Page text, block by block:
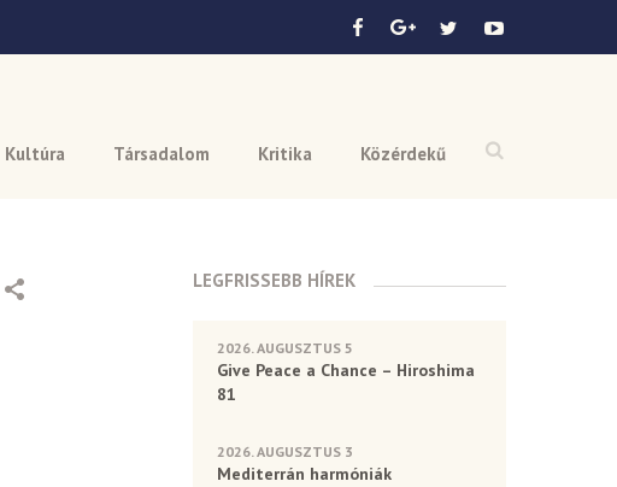
Kultúra Társadalom Kritika Közérdekű
LEGFRISSEBB HÍREK
2026. AUGUSZTUS 5
Give Peace a Chance – Hiroshima
81
2026. AUGUSZTUS 3
Mediterrán harmóniák